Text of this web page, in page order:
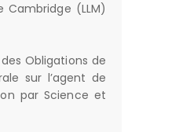
Cambridge (LLM)
Obligations de
sur l’agent de
par Science et